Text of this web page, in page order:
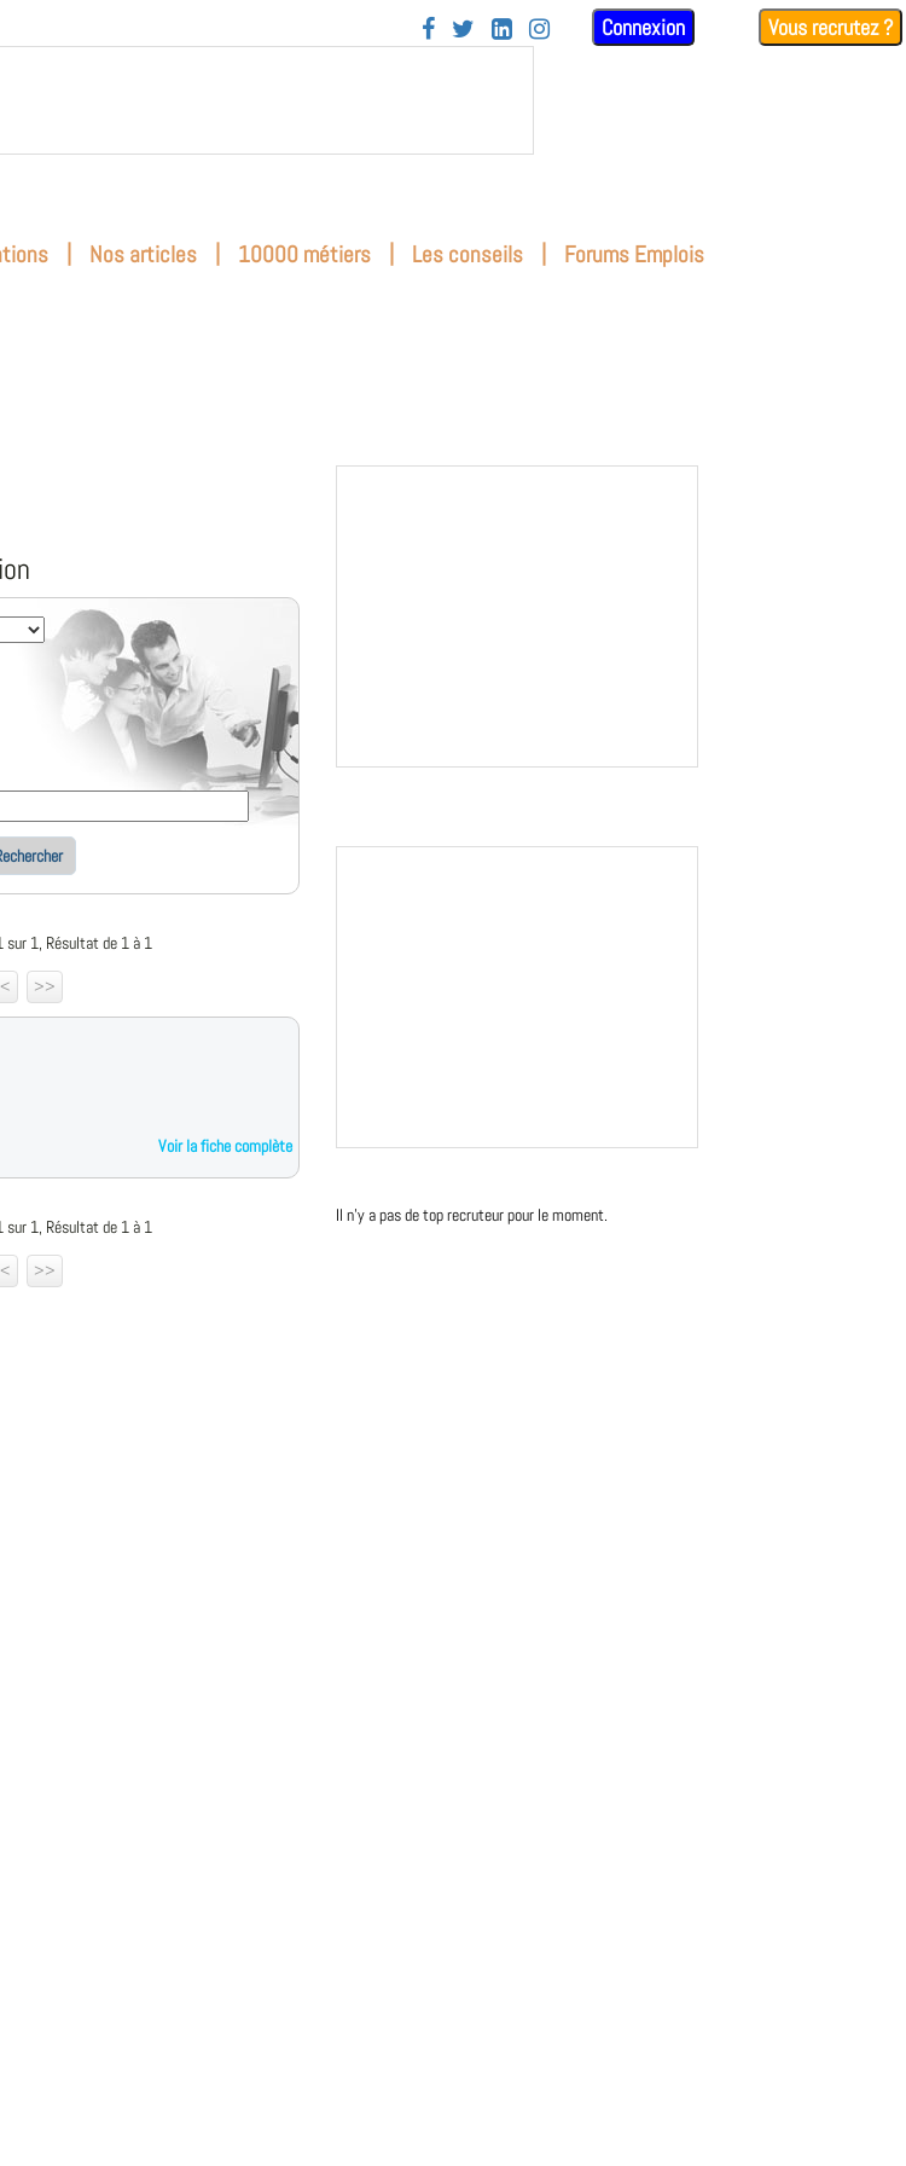
    Connexion Vous recrutez ?
| Nos articles | 10000 métiers | Les conseils | Forums Emplois
sur 1, Résultat de 1 à 1
>>
Voir la fiche complète
sur 1, Résultat de 1 à 1
>>
Il n'y a pas de top recruteur pour le moment.